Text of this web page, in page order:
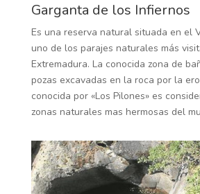
Garganta de los Infiernos
Es una reserva natural situada en el
uno de los parajes naturales más
Extremadura. La conocida zona de
pozas excavadas en la roca por la
conocida por «Los Pilones» es
zonas naturales mas hermosas del